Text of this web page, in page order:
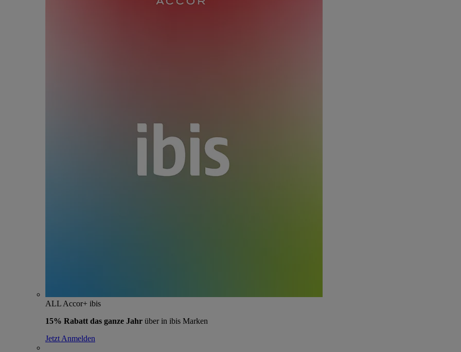
ALL Accor+ ibis
15% Rabatt das ganze Jahr über in ibis Marken
Jetzt Anmelden